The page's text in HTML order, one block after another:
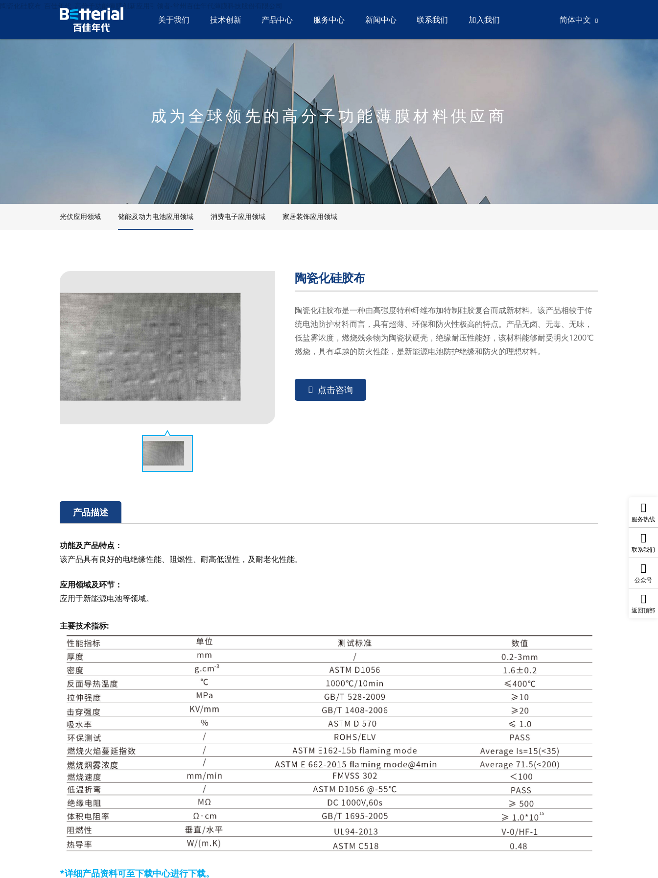
陶瓷化硅胶布_百佳年代_高分子功能薄膜创新应用引领者-常州百佳年代薄膜科技股份有限公司
简体中文
关于我们 技术创新 产品中心 服务中心 新闻中心 联系我们 加入我们
成为全球领先的高分子功能薄膜材料供应商
光伏应用领域 储能及动力电池应用领域 消费电子应用领域 家居装饰应用领域
陶瓷化硅胶布
陶瓷化硅胶布是一种由高强度特种纤维布加特制硅胶复合而成新材料。该产品相较于传
统电池防护材料而言，具有超薄、环保和防火性极高的特点。产品无卤、无毒、无味，
低盐雾浓度，燃烧残余物为陶瓷状硬壳，绝缘耐压性能好，该材料能够耐受明火1200℃
燃烧，具有卓越的防火性能，是新能源电池防护绝缘和防火的理想材料。
点击咨询
产品描述
功能及产品特点：
该产品具有良好的电绝缘性能、阻燃性、耐高低温性，及耐老化性能。
应用领域及环节：
应用于新能源电池等领域。
主要技术指标:
*详细产品资料可至下载中心进行下载。
服务热线
联系我们
公众号
返回顶部